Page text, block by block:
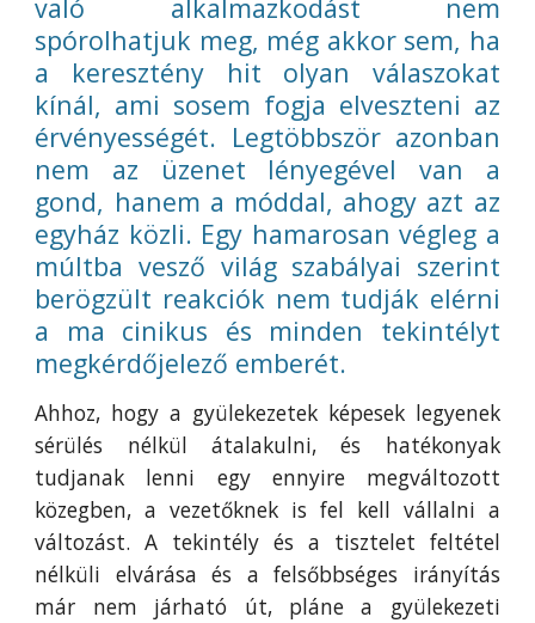
való alkalmazkodást nem
spórolhatjuk meg, még akkor sem, ha
a keresztény hit olyan válaszokat
kínál, ami sosem fogja elveszteni az
érvényességét. Legtöbbször azonban
nem az üzenet lényegével van a
gond, hanem a móddal, ahogy azt az
egyház közli. Egy hamarosan végleg a
múltba vesző világ szabályai szerint
berögzült reakciók nem tudják elérni
a ma cinikus és minden tekintélyt
megkérdőjelező emberét.
Ahhoz, hogy a gyülekezetek képesek legyenek
sérülés nélkül átalakulni, és hatékonyak
tudjanak lenni egy ennyire megváltozott
közegben, a vezetőknek is fel kell vállalni a
változást. A tekintély és a tisztelet feltétel
nélküli elvárása és a felsőbbséges irányítás
már nem járható út, pláne a gyülekezeti